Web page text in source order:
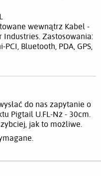
wewnątrz Kabel -
Zastosowania:
Bluetooth, PDA, GPS,
do nas zapytanie o
Pigtail U.FL-Nż - 30cm.
jak to możliwe.